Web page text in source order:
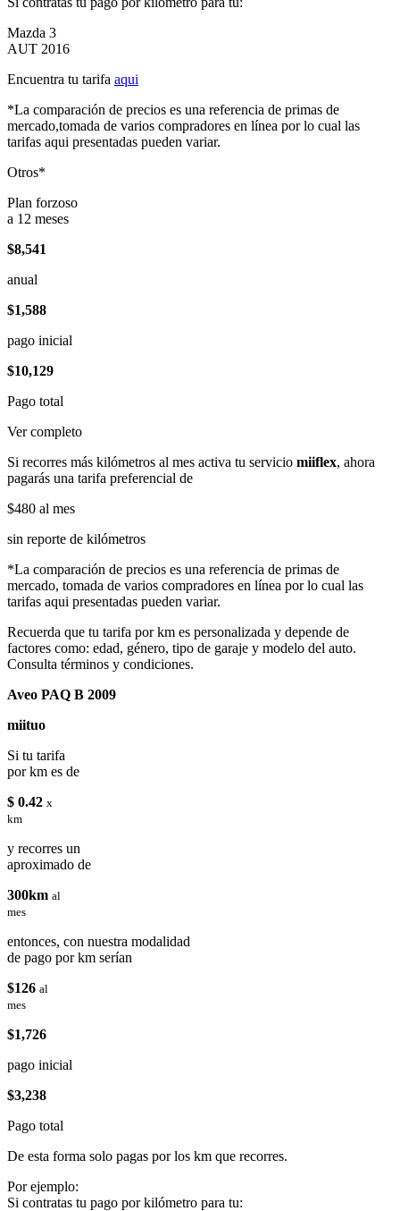
Mazda 3
AUT 2016
Encuentra tu tarifa aqui
*La comparación de precios es una referencia de primas de
mercado,tomada de varios compradores en línea por lo cual las
tarifas aqui presentadas pueden variar.
Otros*
Plan forzoso
a 12 meses
$8,541
anual
$1,588
pago inicial
$10,129
Pago total
Ver completo
Si recorres más kilómetros al mes activa tu servicio miiflex, ahora
pagarás una tarifa preferencial de
$480 al mes
sin reporte de kilómetros
*La comparación de precios es una referencia de primas de
mercado, tomada de varios compradores en línea por lo cual las
tarifas aqui presentadas pueden variar.
Recuerda que tu tarifa por km es personalizada y depende de
factores como: edad, género, tipo de garaje y modelo del auto.
Consulta términos y condiciones.
Aveo PAQ B 2009
miituo
Si tu tarifa
por km es de
$ 0.42 x
km
y recorres un
aproximado de
300km al
mes
entonces, con nuestra modalidad
de pago por km serían
$126 al
mes
$1,726
pago inicial
$3,238
Pago total
De esta forma solo pagas por los km que recorres.
Por ejemplo:
Si contratas tu pago por kilómetro para tu: